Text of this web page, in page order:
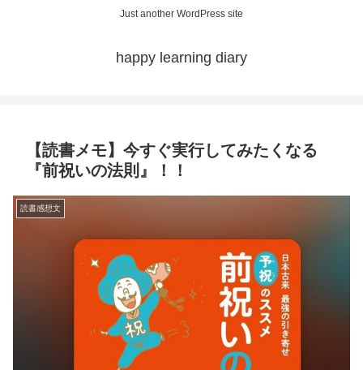
Just another WordPress site
happy learning diary
【読書メモ】今すぐ実行してみたくなる
『前祝いの法則』！！
読書感想文